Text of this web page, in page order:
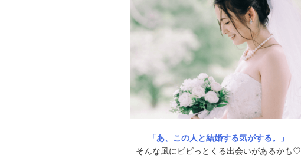
「あ、この人と結婚する気がする。」
そんな風にビビっとくる出会いがあるかも♡